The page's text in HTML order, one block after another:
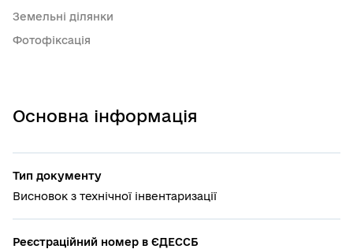
Основна інформація
Тип документу
Висновок з технічної інвентаризації
Реєстраційний номер в ЄДЕССБ
Земельні ділянки
Фотофіксація